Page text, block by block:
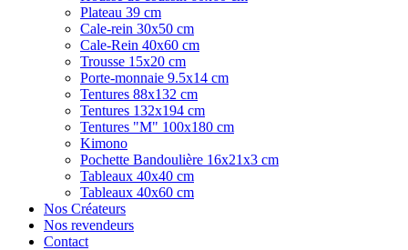
Plateau 39 cm
Cale-rein 30x50 cm
Cale-Rein 40x60 cm
Trousse 15x20 cm
Porte-monnaie 9.5x14 cm
Tentures 88x132 cm
Tentures 132x194 cm
Tentures "M" 100x180 cm
Kimono
Pochette Bandoulière 16x21x3 cm
Tableaux 40x40 cm
Tableaux 40x60 cm
Nos Créateurs
Nos revendeurs
Contact